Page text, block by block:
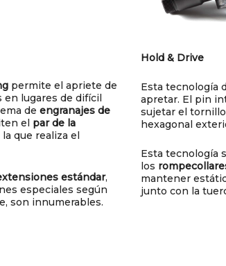
permite el apriete de
lugares de difícil
de engranajes de
el par de la
que realiza el
estándar,
especiales según
son innumerables.
Hold & Drive
Esta tecnología
apretar. El pin
sujetar el
hexagonal
Esta tecnología
los
mantener
junto con la